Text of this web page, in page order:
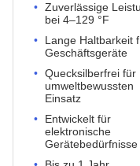
Zuverlässige
bei 4–129 °F
Lange Haltbarkeit
Geschäftsgeräte
Quecksilberfrei für
umweltbewussten
Einsatz
Entwickelt für
elektronische
Gerätebedürfnisse